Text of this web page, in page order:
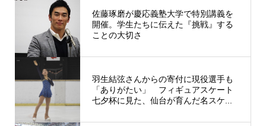
佐藤琢磨が慶応義塾大学で特別講義を
開催。学生たちに伝えた『挑戦』する
ことの大切さ
羽生結弦さんからの寄付に現役選手も
「ありがたい」 フィギュアスケート
七夕杯に見た、仙台が育んだ名スケ...